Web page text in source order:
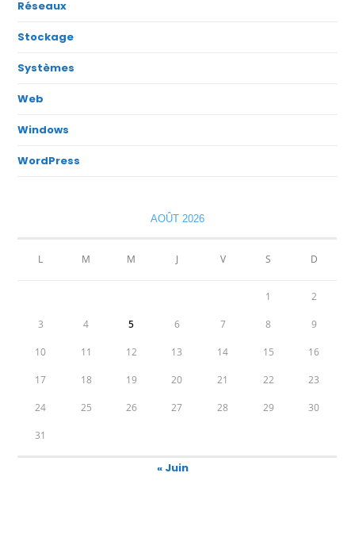
Réseaux
Stockage
Systèmes
Web
Windows
WordPress
AOÛT 2026
L M M J V S D
1 2
3 4 5 6 7 8 9
10 11 12 13 14 15 16
17 18 19 20 21 22 23
24 25 26 27 28 29 30
31
« Juin